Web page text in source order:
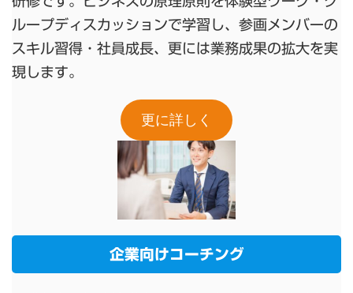
ループディスカッションで学習し、参画メンバーの
スキル習得・社員成長、更には業務成果の拡大を実
現します。
更に詳しく
企業向けコーチング